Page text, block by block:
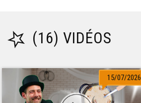
(16) VIDÉOS
15/07/2026